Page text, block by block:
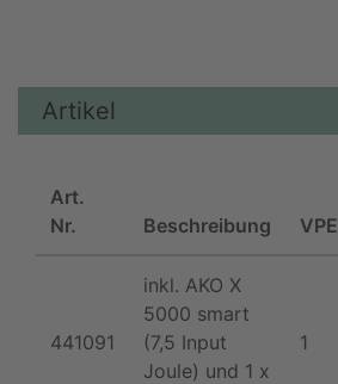
Artikel
Art.
Nr.
Beschreibung VPE
441091
inkl. AKO X
5000 smart
(7,5 Input
Joule) und 1 x
1